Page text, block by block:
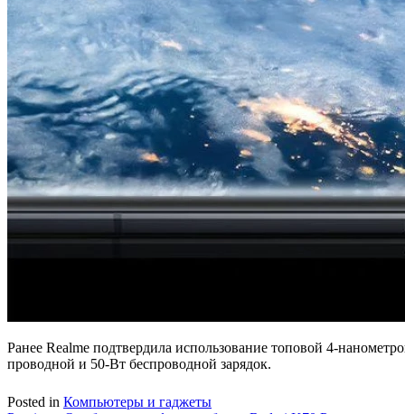
Ранее Realme подтвердила использование топовой 4-
проводной и 50-Вт беспроводной зарядок.
Posted in Компьютеры и гаджеты